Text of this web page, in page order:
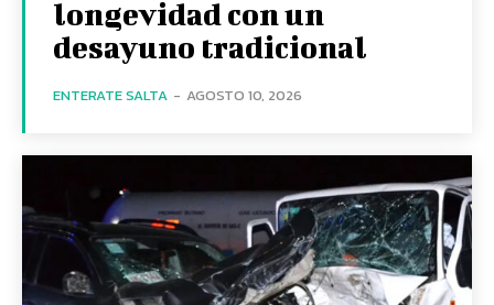
longevidad con un
desayuno tradicional
ENTERATE SALTA - AGOSTO 10, 2026